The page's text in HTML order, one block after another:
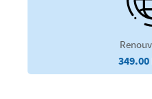
349.00